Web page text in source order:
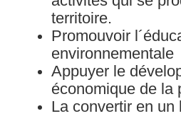
territoire.
Promouvoir
environnementale
Appuyer le
économique de la
La convertir en